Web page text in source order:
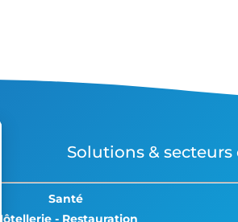
Solutions &
Santé
Hôtellerie - Restauration